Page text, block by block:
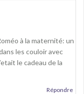
à la maternité: un
les couloir avec
le cadeau de la
Répondre